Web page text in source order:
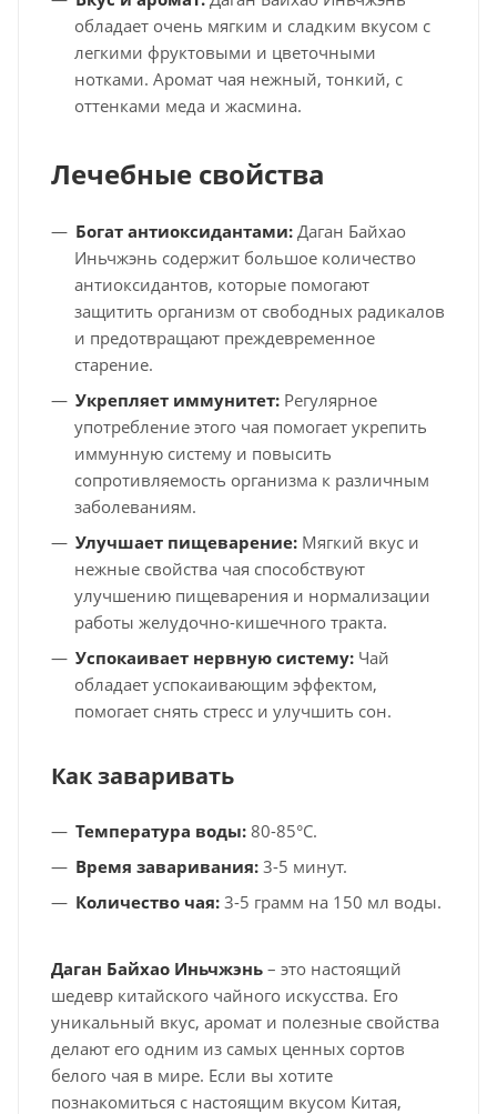
обладает очень мягким и сладким вкусом с
легкими фруктовыми и цветочными
нотками. Аромат чая нежный, тонкий, с
оттенками меда и жасмина.
Лечебные свойства
Богат антиоксидантами: Даган Байхао
Иньчжэнь содержит большое количество
антиоксидантов, которые помогают
защитить организм от свободных радикалов
и предотвращают преждевременное
старение.
Укрепляет иммунитет: Регулярное
употребление этого чая помогает укрепить
иммунную систему и повысить
сопротивляемость организма к различным
заболеваниям.
Улучшает пищеварение: Мягкий вкус и
нежные свойства чая способствуют
улучшению пищеварения и нормализации
работы желудочно-кишечного тракта.
Успокаивает нервную систему: Чай
обладает успокаивающим эффектом,
помогает снять стресс и улучшить сон.
Как заваривать
Температура воды: 80-85°C.
Время заваривания: 3-5 минут.
Количество чая: 3-5 грамм на 150 мл воды.
Даган Байхао Иньчжэнь – это настоящий
шедевр китайского чайного искусства. Его
уникальный вкус, аромат и полезные свойства
делают его одним из самых ценных сортов
белого чая в мире. Если вы хотите
познакомиться с настоящим вкусом Китая,